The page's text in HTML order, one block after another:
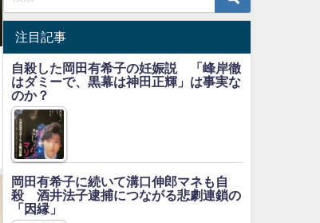
注目記事
自殺した岡田有希子の妊娠説 「峰岸徹
はダミーで、黒幕は神田正輝」は事実な
のか？
岡田有希子に続いて溝口伸郎マネも自
殺 酒井法子逮捕につながる悲劇連鎖の
「因縁」